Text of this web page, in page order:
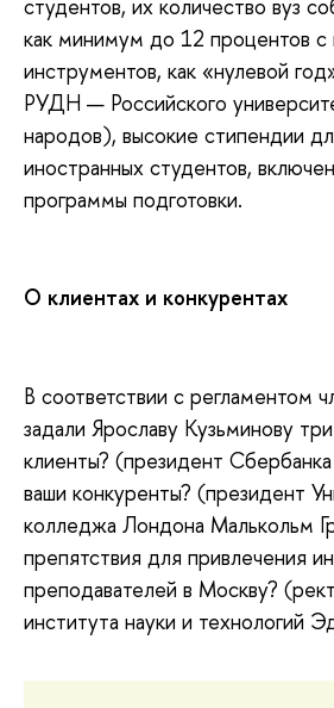
студентов, их количество вуз
как минимум до 12 процентов
инструментов, как «нулевой
РУДН — Российского
народов), высокие стипендии
иностранных студентов,
программы подготовки.
О клиентах и конкурентах
В соответствии с регламентом
задали Ярославу Кузьминову
клиенты? (президент
ваши конкуренты? (президент
колледжа Лондона Малькольм
препятствия для привлечения
преподавателей в Москву?
института науки и технологий